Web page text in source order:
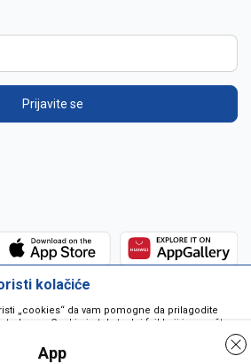
Prijavite se
kolačiće
„cookies“ da vam pomogne da prilagodite
Cookie je tekstualni fajl koji je smešten
virus vašem računaru. Cookie-i su
jedino mogu biti pročitani od strane web servera
App